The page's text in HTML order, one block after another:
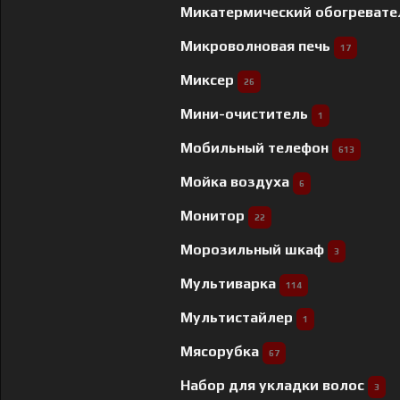
Микатермический
Микроволновая печь 17
Миксер 26
Мини-очиститель 1
Мобильный телефон 613
Мойка воздуха 6
Монитор 22
Морозильный шкаф 3
Мультиварка 114
Мультистайлер 1
Мясорубка 67
Набор для укладки волос 3